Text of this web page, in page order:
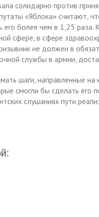
солидарно против
«Яблока» считают,
его более чем в 1,25
сфере, в сфере
не должен в
службы в армии,
шаги, направленные
смогли бы сделать
слушаниях пути